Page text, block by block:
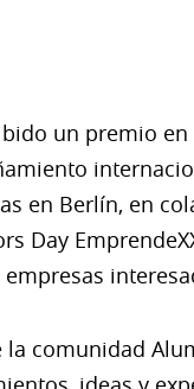
un premio
en Berlín, en
Day
comunidad